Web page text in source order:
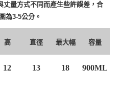
丈量方式不同而產生些許誤差，合
為3-5公分。
高 直徑 最大幅 容量
12 13 18 900ML